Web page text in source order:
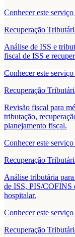
Conhecer este serviço
Recuperação
Análise de ISS e
fiscal de ISS e
Conhecer este serviço
Recuperação
Revisão fiscal para
tributação,
planejamento fiscal.
Conhecer este serviço
Recuperação
Análise tributária
de ISS, PIS/COFINS
hospitalar.
Conhecer este serviço
Recuperação